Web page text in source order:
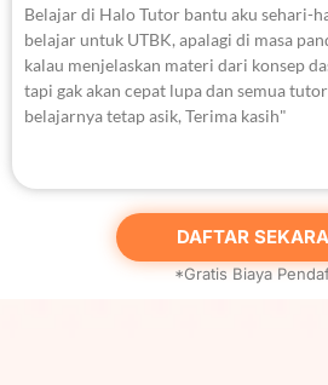
Belajar di Halo Tutor bantu aku sehari-
belajar untuk UTBK, apalagi di masa
kalau menjelaskan materi dari konsep
tapi gak akan cepat lupa dan semua
belajarnya tetap asik, Terima kasih"
DAFTAR
*Gratis Biaya